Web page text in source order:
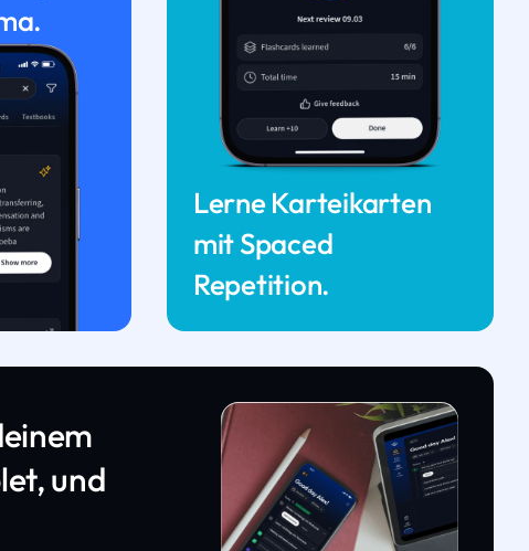
Lerne Karteikarten
mit Spaced
Repetition.
und